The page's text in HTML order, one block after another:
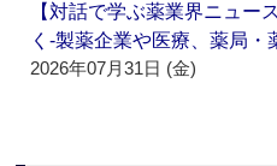
【対話で学ぶ薬業界ニュー
く‐製薬企業や医療、薬局
2026年07月31日 (金)